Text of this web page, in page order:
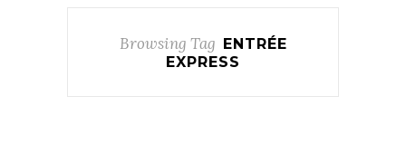
Browsing Tag
ENTRÉE
EXPRESS